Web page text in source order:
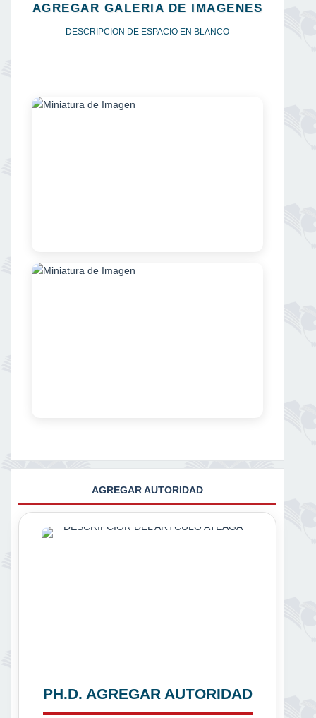
AGREGAR GALERIA DE IMAGENES
DESCRIPCION DE ESPACIO EN BLANCO
AGREGAR AUTORIDAD
PH.D. AGREGAR AUTORIDAD